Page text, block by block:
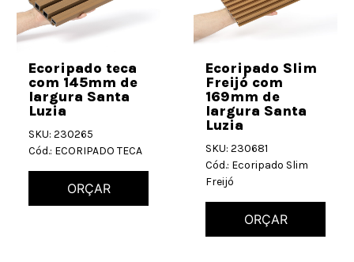
Ecoripado teca
com 145mm de
largura Santa
Luzia
SKU: 230265
Cód.: ECORIPADO TECA
ORÇAR
Ecoripado Slim
Freijó com
169mm de
largura Santa
Luzia
SKU: 230681
Cód.: Ecoripado Slim
Freijó
ORÇAR